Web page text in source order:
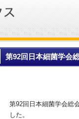
第92回日本細菌学会
第92回日本細菌学会総
した。